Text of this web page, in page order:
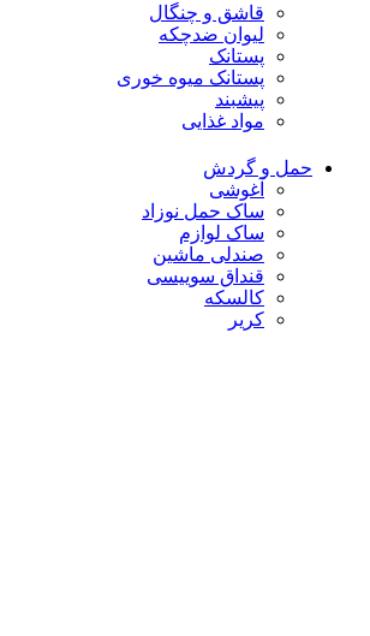
قاشق و چنگال
لیوان ضدچکه
پستانک
پستانک میوه خوری
پیشبند
مواد غذایی
حمل و گردش
آغوشی
ساک حمل نوزاد
ساک لوازم
صندلی ماشین
قنداق سوییسی
کالسکه
کریر